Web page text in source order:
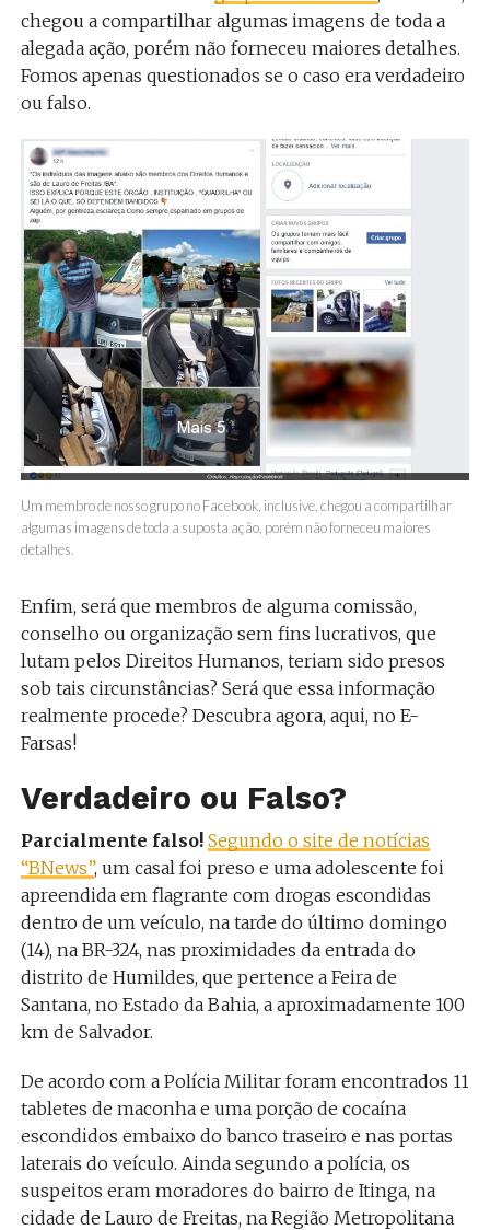
chegou a compartilhar algumas imagens de toda a
alegada ação, porém não forneceu maiores detalhes.
Fomos apenas questionados se o caso era verdadeiro
ou falso.
Um membro de nosso grupo no Facebook, inclusive, chegou a compartilhar
algumas imagens de toda a suposta ação, porém não forneceu maiores
detalhes.
Enfim, será que membros de alguma comissão,
conselho ou organização sem fins lucrativos, que
lutam pelos Direitos Humanos, teriam sido presos
sob tais circunstâncias? Será que essa informação
realmente procede? Descubra agora, aqui, no E-
Farsas!
Verdadeiro ou Falso?
Parcialmente falso! Segundo o site de notícias
“BNews”, um casal foi preso e uma adolescente foi
apreendida em flagrante com drogas escondidas
dentro de um veículo, na tarde do último domingo
(14), na BR-324, nas proximidades da entrada do
distrito de Humildes, que pertence a Feira de
Santana, no Estado da Bahia, a aproximadamente 100
km de Salvador.
De acordo com a Polícia Militar foram encontrados 11
tabletes de maconha e uma porção de cocaína
escondidos embaixo do banco traseiro e nas portas
laterais do veículo. Ainda segundo a polícia, os
suspeitos eram moradores do bairro de Itinga, na
cidade de Lauro de Freitas, na Região Metropolitana